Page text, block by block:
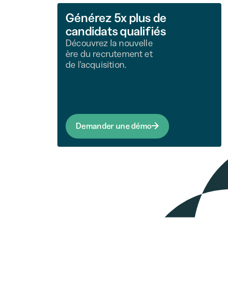
Générez 5x plus de
candidats qualifiés
Découvrez la nouvelle
ère du recrutement et
de l'acquisition.
Demander une démo